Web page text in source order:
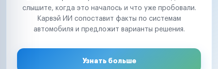
слышите, когда это началось и что уже пробовали.
Карвэй ИИ сопоставит факты по системам
автомобиля и предложит варианты решения.
Узнать больше